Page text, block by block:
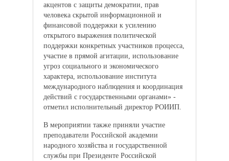
акцентов с защиты демократии, прав
человека скрытой информационной и
финансовой поддержки к усилению
открытого выражения политической
поддержки конкретных участников процесса,
участие в прямой агитации, использование
угроз социального и экономического
характера, использование института
международного наблюдения и координация
действий с государственными органами» -
отметил исполнительный директор РОИИП.
В мероприятии также приняли участие
преподаватели Российской академии
народного хозяйства и государственной
службы при Президенте Российской